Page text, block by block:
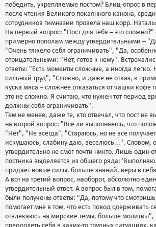
победить, укрепляемые постом? Блиц-опрос в
после чтения Великого покаянного канона,
сотрудников гимназии провела наш корр.
На первый вопрос: "Пост для тебя – это сложно?"
примерно пополам между утвердительными –
"Очень тяжело себя ограничивать", "Да,
отрицательными: "Нет, готов к нему".
ответы: "Есть моменты сложные, а иногда легко.
сильный труд", "Сложно, и даже не отказ, к
куска мяса – сложнее отказаться от чашки кофе
это не сложно. Я считаю, что нужен тот период
должны себя ограничивать".
Тем не менее, даже те, кто отвечал, что пост не
на второй вопрос: "Всё ли выполняешь, что
"Нет", "Не всегда", "Стараюсь, но не всё
искушаюсь, слабину даю, веселюсь...". Словом,
утвердительно не смог почти никто. Лишь один
постника выделяется из общего
придаёт новые силы, больше знаний, веры в
А вот на третий вопрос, наоборот, абсолютно
утвердительный ответ. А вопрос был в том,
были получены ответы: "Да, потому что
помогает мне в том, что есть повод сдерживать
отвлекаюсь на мирские темы, больше молитвы",